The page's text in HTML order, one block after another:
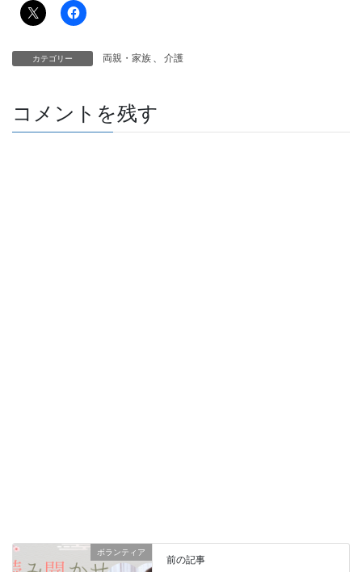
カテゴリー 両親・家族 、 介護
コメントを残す
ボランティア
前の記事